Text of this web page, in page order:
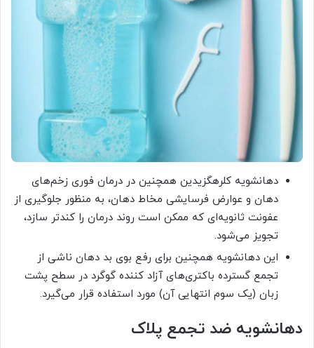
دهانشویه کلرهگزیدین همچنین در درمان فوری زخم‌های
دهان و عوارض فرسایشی مخاط دهان، به منظور جلوگیری از
عفونت ثانویه‌ای که ممکن است روند درمان را کندتر سازد،
تجویز می‌شود.
این دهانشویه‌ همچنین برای رفع بوی بد دهان ناشی از
تجمع گسترده‌ باکتری‌های آزاد کننده گوگرد در سطح پشت
زبان (یک سوم انتهایی آن) مورد استفاده قرار می‌گیرد.
دهانشویه ضد تجمع پلاک